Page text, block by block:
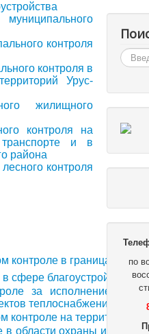
контроля
контроля в
Урус-
жилищного
контроля на
транспорте и в
района
контроля
в границах
благоустройства
за исполнением
теплоснабжения
на территории
области охраны и
по